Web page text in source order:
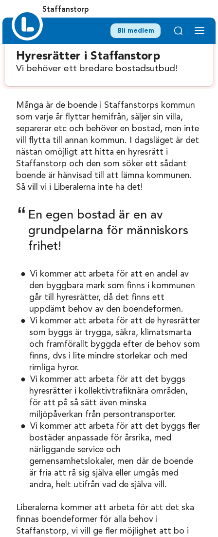
Staffanstorp
Bli medlem
Hyresrätter i Staffanstorp
Vi behöver ett bredare bostadsutbud!
Många är de boende i Staffanstorps kommun
som varje år flyttar hemifrån, säljer sin villa,
separerar etc och behöver en bostad, men inte
vill flytta till annan kommun. I dagsläget är det
nästan omöjligt att hitta en hyresrätt i
Staffanstorp och den som söker ett sådant
boende är hänvisad till att lämna kommunen.
Så vill vi i Liberalerna inte ha det!
En egen bostad är en av
grundpelarna för människors
frihet!
Vi kommer att arbeta för att en andel av
den byggbara mark som finns i kommunen
går till hyresrätter, då det finns ett
uppdämt behov av den boendeformen.
Vi kommer att arbeta för att de hyresrätter
som byggs är trygga, säkra, klimatsmarta
och framförallt byggda efter de behov som
finns, dvs i lite mindre storlekar och med
rimliga hyror.
Vi kommer att arbeta för att det byggs
hyresrätter i kollektivtrafiknära områden,
för att på så sätt även minska
miljöpåverkan från persontransporter.
Vi kommer att arbeta för att det byggs fler
bostäder anpassade för årsrika, med
närliggande service och
gemensamhetslokaler, men där de boende
är fria att rå sig själva eller umgås med
andra, helt utifrån vad de själva vill.
Liberalerna kommer att arbeta för att det ska
finnas boendeformer för alla behov i
Staffanstorp, vi vill ge fler möjlighet att bo i